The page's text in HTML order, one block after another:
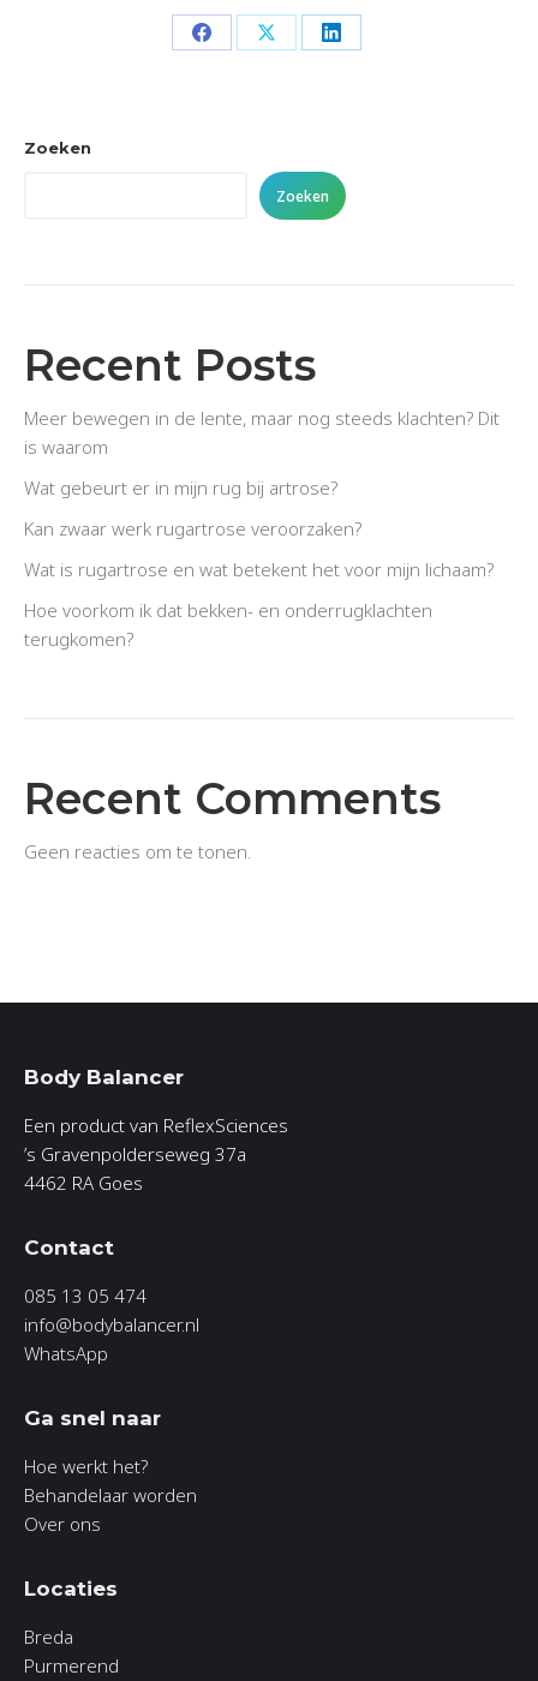
Share Share Share
Zoeken
Zoeken
Recent Posts
Meer bewegen in de lente, maar nog steeds klachten? Dit
is waarom
Wat gebeurt er in mijn rug bij artrose?
Kan zwaar werk rugartrose veroorzaken?
Wat is rugartrose en wat betekent het voor mijn lichaam?
Hoe voorkom ik dat bekken- en onderrugklachten
terugkomen?
Recent Comments
Geen reacties om te tonen.
Body Balancer
Een product van ReflexSciences
’s Gravenpolderseweg 37a
4462 RA Goes
Contact
085 13 05 474
info@bodybalancer.nl
WhatsApp
Ga snel naar
Hoe werkt het?
Behandelaar worden
Over ons
Locaties
Breda
Purmerend